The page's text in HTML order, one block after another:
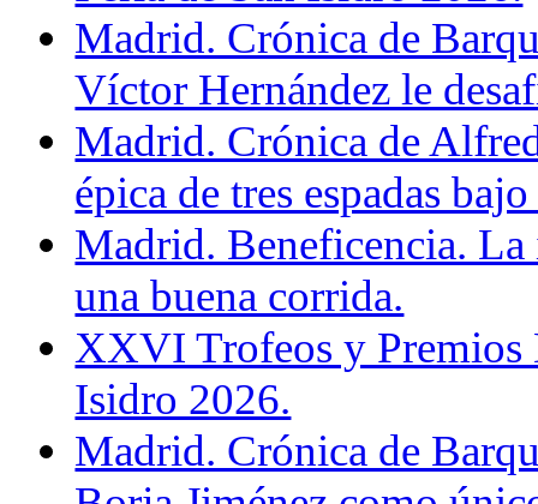
Madrid. Crónica de
Víctor Hernández le
Madrid. Crónica de
épica de tres espadas
Madrid. Beneficencia.
una buena corrida.
XXVI Trofeos y Premios
Isidro 2026.
Madrid. Crónica de